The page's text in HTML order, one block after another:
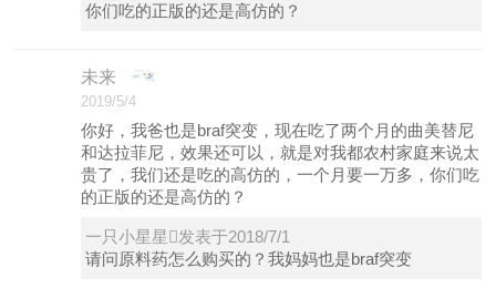
你们吃的正版的还是高仿的？
未来
2019/5/4
你好，我爸也是braf突变，现在吃了两个月的曲美替尼
和达拉菲尼，效果还可以，就是对我都农村家庭来说太
贵了，我们还是吃的高仿的，一个月要一万多，你们吃
的正版的还是高仿的？
一只小星星发表于2018/7/1
请问原料药怎么购买的？我妈妈也是braf突变